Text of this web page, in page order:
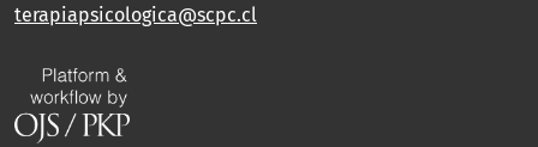
terapiapsicologica@scpc.cl